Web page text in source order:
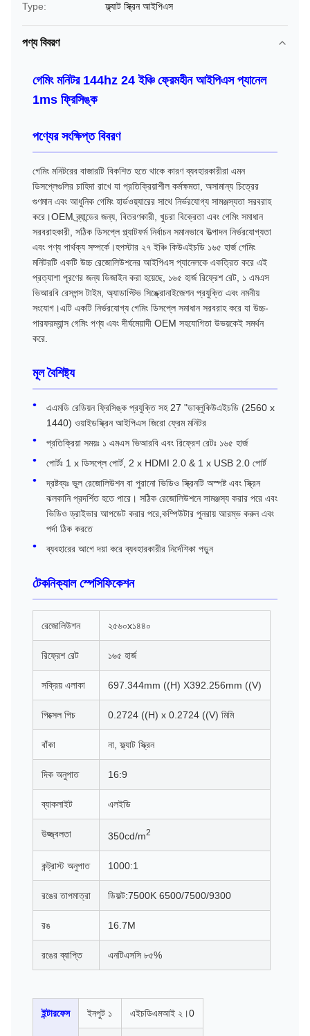
Type:
ফ্ল্যাট স্ক্রিন আইপিএস
পণ্য বিবরণ
গেমিং মনিটর 144hz 24 ইঞ্চি ফ্রেমহীন আইপিএস প্যানেল
1ms ফ্রিসিঙ্ক
পণ্যের সংক্ষিপ্ত বিবরণ
গেমিং মনিটরের বাজারটি বিকশিত হতে থাকে কারণ ব্যবহারকারীরা এমন
ডিসপ্লেগুলির চাহিদা রাখে যা প্রতিক্রিয়াশীল কর্মক্ষমতা, অসামান্য চিত্রের
গুণমান এবং আধুনিক গেমিং হার্ডওয়্যারের সাথে নির্ভরযোগ্য সামঞ্জস্যতা সরবরাহ
করে।OEM ব্র্যান্ডের জন্য, বিতরণকারী, খুচরা বিক্রেতা এবং গেমিং সমাধান
সরবরাহকারী, সঠিক ডিসপ্লে প্ল্যাটফর্ম নির্বাচন সমানভাবে উত্পাদন নির্ভরযোগ্যতা
এবং পণ্য পার্থক্য সম্পর্কে।হপস্টার ২৭ ইঞ্চি কিউএইচডি ১৬৫ হার্জ গেমিং
মনিটরটি একটি উচ্চ রেজোলিউশনের আইপিএস প্যানেলকে একত্রিত করে এই
প্রত্যাশা পূরণের জন্য ডিজাইন করা হয়েছে, ১৬৫ হার্জ রিফ্রেশ রেট, ১ এমএস
ভিআরবি রেসপন্স টাইম, অ্যাডাপ্টিভ সিঙ্ক্রোনাইজেশন প্রযুক্তি এবং নমনীয়
সংযোগ।এটি একটি নির্ভরযোগ্য গেমিং ডিসপ্লে সমাধান সরবরাহ করে যা উচ্চ-
পারফরম্যান্স গেমিং পণ্য এবং দীর্ঘমেয়াদী OEM সহযোগিতা উভয়কেই সমর্থন
করে.
মূল বৈশিষ্ট্য
এএমডি রেডিয়ন ফ্রিসিঙ্ক প্রযুক্তি সহ 27 "ডাব্লুকিউএইচডি (2560 x
1440) ওয়াইডস্ক্রিন আইপিএস জিরো ফ্রেম মনিটর
প্রতিক্রিয়া সময়ঃ ১ এমএস ভিআরবি এবং রিফ্রেশ রেটঃ ১৬৫ হার্জ
পোর্টঃ 1 x ডিসপ্লে পোর্ট, 2 x HDMI 2.0 & 1 x USB 2.0 পোর্ট
দ্রষ্টব্যঃ ভুল রেজোলিউশন বা পুরানো ভিডিও স্ক্রিনটি অস্পষ্ট এবং স্ক্রিন
ঝলকানি প্রদর্শিত হতে পারে। সঠিক রেজোলিউশনে সামঞ্জস্য করার পরে এবং
ভিডিও ড্রাইভার আপডেট করার পরে,কম্পিউটার পুনরায় আরম্ভ করুন এবং
পর্দা ঠিক করতে
ব্যবহারের আগে দয়া করে ব্যবহারকারীর নির্দেশিকা পড়ুন
টেকনিক্যাল স্পেসিফিকেশন
রেজোলিউশন ২৫৬০x১৪৪০
রিফ্রেশ রেট ১৬৫ হার্জ
সক্রিয় এলাকা 697.344mm ((H) X392.256mm ((V)
পিক্সেল পিচ 0.2724 ((H) x 0.2724 ((V) মিমি
বাঁকা না, ফ্ল্যাট স্ক্রিন
দিক অনুপাত 16:9
ব্যাকলাইট এলইডি
উজ্জ্বলতা 350cd/m2
কন্ট্রাস্ট অনুপাত 1000:1
রঙের তাপমাত্রা ডিফল্ট:7500K 6500/7500/9300
রঙ 16.7M
রঙের ব্যাপ্তি এনটিএসসি ৮৫%
ইন্টারফেস ইনপুট ১ এইচডিএমআই ২।0